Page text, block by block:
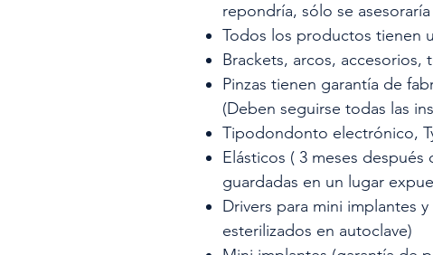
repondría, sólo se
Todos los productos tienen
Brackets, arcos, accesorios,
Pinzas tienen garantía de
(Deben seguirse todas las
Tipodondonto electrónico,
Elásticos ( 3 meses
guardadas en un lugar
Drivers para mini implantes
esterilizados en autoclave)